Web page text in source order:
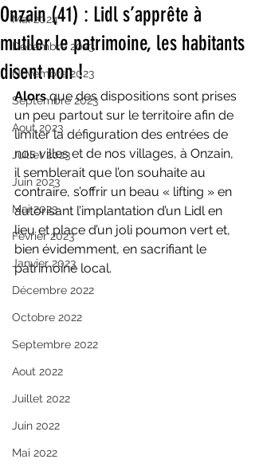
Mai 2024
Décembre 2023
Novembre 2023
Septembre 2023
Aout 2023
Juillet 2023
Juin 2023
Mai 2023
Février 2023
Janvier 2023
Décembre 2022
Octobre 2022
Septembre 2022
Aout 2022
Juillet 2022
Juin 2022
Mai 2022
Onzain (41) : Lidl s’apprête à
mutiler le patrimoine, les habitants
disent non !
Alors que des dispositions sont prises
un peu partout sur le territoire afin de
limiter la défiguration des entrées de
nos villes et de nos villages, à Onzain,
il semblerait que l’on souhaite au
contraire, s’offrir un beau « lifting » en
autorisant l’implantation d’un Lidl en
lieu et place d’un joli poumon vert et,
bien évidemment, en sacrifiant le
patrimoine local.